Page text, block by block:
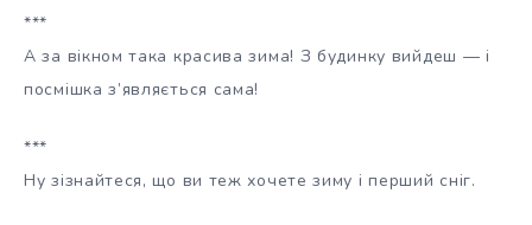
***
А за вікном така красива зима! З будинку вийдеш — і
посмішка з’являється сама!
***
Ну зізнайтеся, що ви теж хочете зиму і перший сніг.